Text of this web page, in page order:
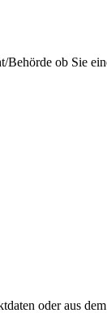
ob Sie
oder aus